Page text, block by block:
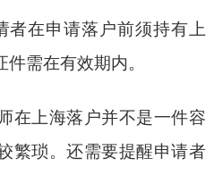
者在申请落户前须持有上
需在有效期内。
在上海落户并不是一件容
繁琐。还需要提醒申请者